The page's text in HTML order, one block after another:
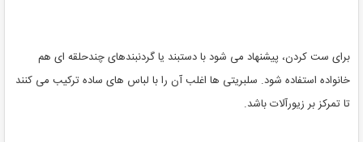
برای ست کردن، پیشنهاد می شود با دستبند یا گردنبندهای چندحلقه ای هم
خانواده استفاده شود. سلبریتی ها اغلب آن را با لباس های ساده ترکیب می کنند
تا تمرکز بر زیورآلات باشد.